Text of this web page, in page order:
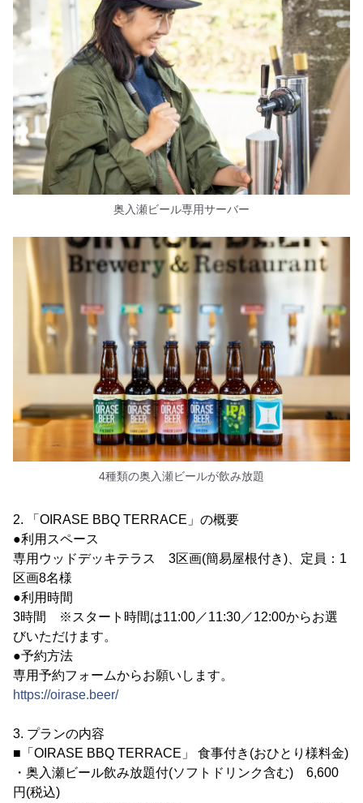
奥入瀬ビール専用サーバー
4種類の奥入瀬ビールが飲み放題
2. 「OIRASE BBQ TERRACE」の概要
●利用スペース
専用ウッドデッキテラス 3区画(簡易屋根付き)、定員：1
区画8名様
●利用時間
3時間 ※スタート時間は11:00／11:30／12:00からお選
びいただけます。
●予約方法
専用予約フォームからお願いします。
https://oirase.beer/
3. プランの内容
■「OIRASE BBQ TERRACE」 食事付き(おひとり様料金)
・奥入瀬ビール飲み放題付(ソフトドリンク含む) 6,600
円(税込)